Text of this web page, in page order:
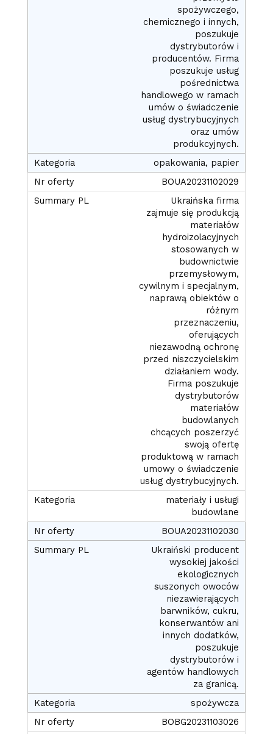
spożywczego,
chemicznego i innych,
poszukuje
dystrybutorów i
producentów. Firma
poszukuje usług
pośrednictwa
handlowego w ramach
umów o świadczenie
usług dystrybucyjnych
oraz umów
produkcyjnych.
opakowania, papier
BOUA20231102029
Ukraińska firma
zajmuje się produkcją
materiałów
hydroizolacyjnych
stosowanych w
budownictwie
przemysłowym,
cywilnym i specjalnym,
naprawą obiektów o
różnym
przeznaczeniu,
oferujących
niezawodną ochronę
przed niszczycielskim
działaniem wody.
Firma poszukuje
dystrybutorów
materiałów
budowlanych
chcących poszerzyć
swoją ofertę
produktową w ramach
umowy o świadczenie
usług dystrybucyjnych.
materiały i usługi
budowlane
BOUA20231102030
Ukraiński producent
wysokiej jakości
ekologicznych
suszonych owoców
niezawierających
barwników, cukru,
konserwantów ani
innych dodatków,
poszukuje
dystrybutorów i
agentów handlowych
za granicą.
spożywcza
BOBG20231103026